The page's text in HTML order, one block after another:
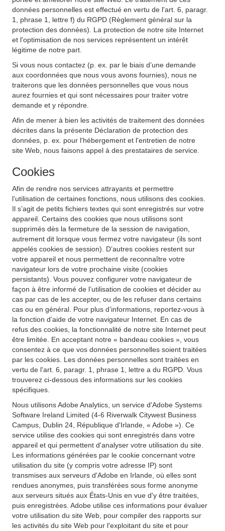
données personnelles est effectué en vertu de l'art. 6, paragr.
1, phrase 1, lettre f) du RGPD (Règlement général sur la
protection des données). La protection de notre site Internet
et l'optimisation de nos services représentent un intérêt
légitime de notre part.
Si vous nous contactez (p. ex. par le biais d’une demande
aux coordonnées que nous vous avons fournies), nous ne
traiterons que les données personnelles que vous nous
aurez fournies et qui sont nécessaires pour traiter votre
demande et y répondre.
Afin de mener à bien les activités de traitement des données
décrites dans la présente Déclaration de protection des
données, p. ex. pour l'hébergement et l'entretien de notre
site Web, nous faisons appel à des prestataires de service.
Cookies
Afin de rendre nos services attrayants et permettre
l’utilisation de certaines fonctions, nous utilisons des cookies.
Il s’agit de petits fichiers textes qui sont enregistrés sur votre
appareil. Certains des cookies que nous utilisons sont
supprimés dès la fermeture de la session de navigation,
autrement dit lorsque vous fermez votre navigateur (ils sont
appelés cookies de session). D’autres cookies restent sur
votre appareil et nous permettent de reconnaître votre
navigateur lors de votre prochaine visite (cookies
persistants). Vous pouvez configurer votre navigateur de
façon à être informé de l’utilisation de cookies et décider au
cas par cas de les accepter, ou de les refuser dans certains
cas ou en général. Pour plus d’informations, reportez-vous à
la fonction d’aide de votre navigateur Internet. En cas de
refus des cookies, la fonctionnalité de notre site Internet peut
être limitée. En acceptant notre « bandeau cookies », vous
consentez à ce que vos données personnelles soient traitées
par les cookies. Les données personnelles sont traitées en
vertu de l'art. 6, paragr. 1, phrase 1, lettre a du RGPD. Vous
trouverez ci-dessous des informations sur les cookies
spécifiques.
Nous utilisons Adobe Analytics, un service d'Adobe Systems
Software Ireland Limited (4-6 Riverwalk Citywest Business
Campus, Dublin 24, République d'Irlande, « Adobe »). Ce
service utilise des cookies qui sont enregistrés dans votre
appareil et qui permettent d'analyser votre utilisation du site.
Les informations générées par le cookie concernant votre
utilisation du site (y compris votre adresse IP) sont
transmises aux serveurs d'Adobe en Irlande, où elles sont
rendues anonymes, puis transférées sous forme anonyme
aux serveurs situés aux États-Unis en vue d'y être traitées,
puis enregistrées. Adobe utilise ces informations pour évaluer
votre utilisation du site Web, pour compiler des rapports sur
les activités du site Web pour l'exploitant du site et pour